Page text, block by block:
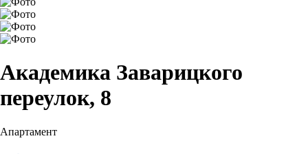
Академика Заварицкого
переулок, 8
Апартамент